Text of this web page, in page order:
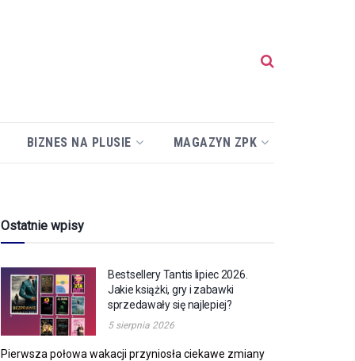
BIZNES NA PLUSIE MAGAZYN ZPK
Ostatnie wpisy
Bestsellery Tantis lipiec 2026.
Jakie książki, gry i zabawki
sprzedawały się najlepiej?
5 sierpnia 2026
Pierwsza połowa wakacji przyniosła ciekawe zmiany